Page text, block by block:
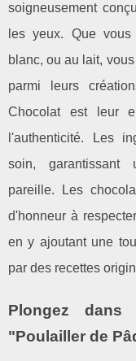
soigneusement
les yeux. Que
blanc, ou au lait,
parmi leurs
Chocolat est leur
l'authenticité. Les
soin, garantissant
pareille. Les
d'honneur à
en y ajoutant une
par des recettes
Plongez dans
"Poulailler de